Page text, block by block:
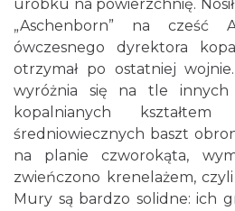
urobku na powierzchnię.
„Aschenborn” na cześć
ówczesnego dyrektora
otrzymał po ostatniej
wyróżnia się na tle
kopalnianych
średniowiecznych baszt
na planie czworokąta,
zwieńczono krenelażem,
Mury są bardzo solidne: ich